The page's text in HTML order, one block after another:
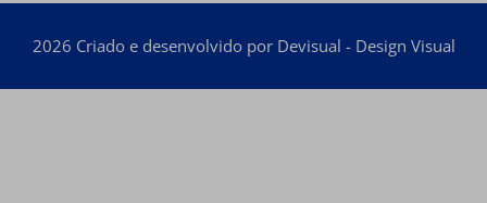
2026 Criado e desenvolvido por Devisual - Design Visual